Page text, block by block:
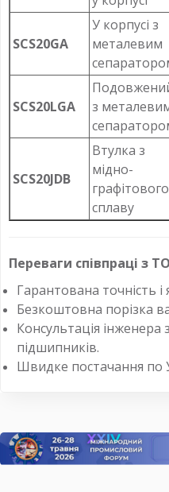
SCS20GA
У корпусі з
металевим
SCS20LGA
з
SCS20JDB
Втулка з
мідно-
графітового
сплаву
Переваги співпраці з
Гарантована точність і
Безкоштовна порізка
Консультація інженера
підшипників.
Швидке постачання по